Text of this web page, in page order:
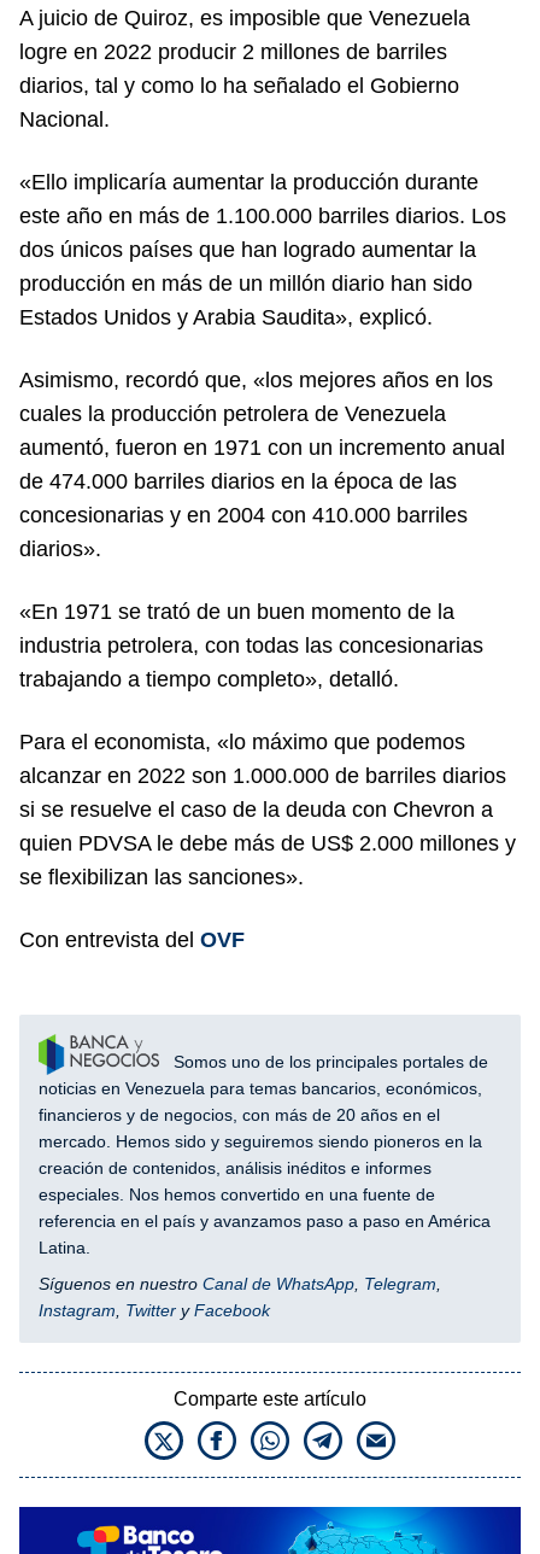
A juicio de Quiroz, es imposible que Venezuela
logre en 2022 producir 2 millones de barriles
diarios, tal y como lo ha señalado el Gobierno
Nacional.
«Ello implicaría aumentar la producción durante
este año en más de 1.100.000 barriles diarios. Los
dos únicos países que han logrado aumentar la
producción en más de un millón diario han sido
Estados Unidos y Arabia Saudita», explicó.
Asimismo, recordó que, «los mejores años en los
cuales la producción petrolera de Venezuela
aumentó, fueron en 1971 con un incremento anual
de 474.000 barriles diarios en la época de las
concesionarias y en 2004 con 410.000 barriles
diarios».
«En 1971 se trató de un buen momento de la
industria petrolera, con todas las concesionarias
trabajando a tiempo completo», detalló.
Para el economista, «lo máximo que podemos
alcanzar en 2022 son 1.000.000 de barriles diarios
si se resuelve el caso de la deuda con Chevron a
quien PDVSA le debe más de US$ 2.000 millones y
se flexibilizan las sanciones».
Con entrevista del OVF
Somos uno de los principales portales de
noticias en Venezuela para temas bancarios, económicos,
financieros y de negocios, con más de 20 años en el
mercado. Hemos sido y seguiremos siendo pioneros en la
creación de contenidos, análisis inéditos e informes
especiales. Nos hemos convertido en una fuente de
referencia en el país y avanzamos paso a paso en América
Latina.
Síguenos en nuestro Canal de WhatsApp Telegram
Instagram
Twitter yFacebook
Comparte este artículo